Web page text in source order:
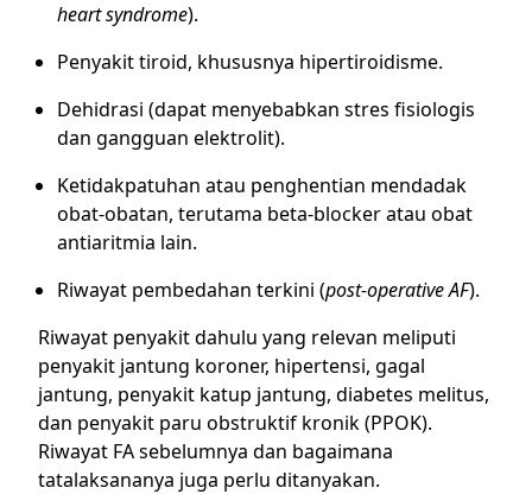
heart syndrome).
Penyakit tiroid, khususnya hipertiroidisme.
Dehidrasi (dapat menyebabkan stres fisiologis
dan gangguan elektrolit).
Ketidakpatuhan atau penghentian mendadak
obat-obatan, terutama beta-blocker atau obat
antiaritmia lain.
Riwayat pembedahan terkini (post-operative AF).
Riwayat penyakit dahulu yang relevan meliputi
penyakit jantung koroner, hipertensi, gagal
jantung, penyakit katup jantung, diabetes melitus,
dan penyakit paru obstruktif kronik (PPOK).
Riwayat FA sebelumnya dan bagaimana
tatalaksananya juga perlu ditanyakan.